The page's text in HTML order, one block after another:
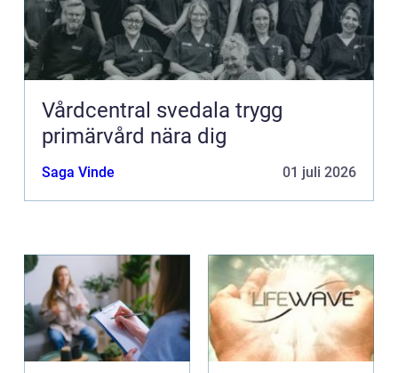
Vårdcentral svedala trygg
primärvård nära dig
Saga Vinde 01 juli 2026